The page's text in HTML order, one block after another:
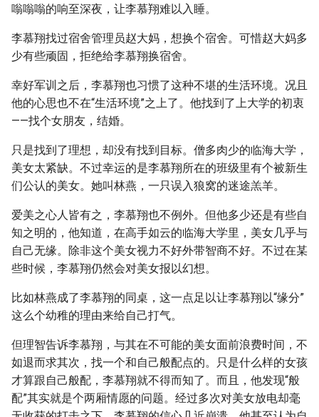
嗡嗡嗡的响至深夜，让李慕翔难以入睡。
李慕翔找过宿舍管理员赵大妈，想换个宿舍。可惜赵大妈多
少有些顽固，拒绝给李慕翔换宿舍。
幸好军训之后，李慕翔也习惯了这种不堪的生活环境。况且
他的心思也不在“生活环境”之上了。他找到了上大学的初衷
——找个女朋友，结婚。
只是找到了理想，却没有找到目标。僧多肉少的临海大学，
美女太紧缺。不过幸运的是李慕翔所在的班级里有个被新生
们公认的美女。她叫林燕，一只误入狼窝的迷途羔羊。
爱美之心人皆有之，李慕翔也不例外。但他多少还是有些自
知之明的，他知道，在高手如云的临海大学里，美女几乎与
自己无缘。除非这个美女视力不好外带智商不好。不过在某
些时候，李慕翔仍然会对美女报以幻想。
比如林燕成了李慕翔的同桌，这一点足以让李慕翔以“缘分”
这么个幼稚的理由来给自己打气。
但理智告诉李慕翔，与其在不可能的美女面前浪费时间，不
如退而求其次，找一个和自己般配点的。只是什么样的女孩
才算跟自己般配，李慕翔就不得而知了。而且，他发现“般
配”其实就是个两厢情愿的问题。经过多次对美女放电却毫